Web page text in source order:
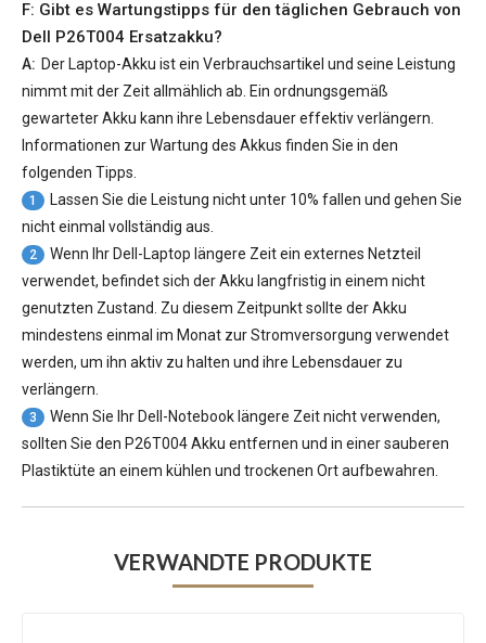
F: Gibt es Wartungstipps für den täglichen Gebrauch von
Dell P26T004 Ersatzakku?
A: Der Laptop-Akku ist ein Verbrauchsartikel und seine Leistung
nimmt mit der Zeit allmählich ab. Ein ordnungsgemäß
gewarteter Akku kann ihre Lebensdauer effektiv verlängern.
Informationen zur Wartung des Akkus finden Sie in den
folgenden Tipps.
1
Lassen Sie die Leistung nicht unter 10% fallen und gehen Sie
nicht einmal vollständig aus.
2
Wenn Ihr Dell-Laptop längere Zeit ein externes Netzteil
verwendet, befindet sich der Akku langfristig in einem nicht
genutzten Zustand. Zu diesem Zeitpunkt sollte der Akku
mindestens einmal im Monat zur Stromversorgung verwendet
werden, um ihn aktiv zu halten und ihre Lebensdauer zu
verlängern.
3
Wenn Sie Ihr Dell-Notebook längere Zeit nicht verwenden,
sollten Sie den P26T004 Akku entfernen und in einer sauberen
Plastiktüte an einem kühlen und trockenen Ort aufbewahren.
VERWANDTE PRODUKTE